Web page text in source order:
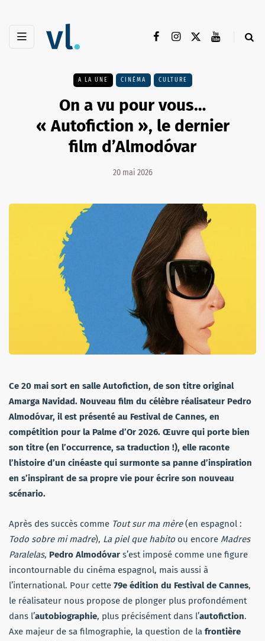
A LA UNE CINÉMA CULTURE
On a vu pour vous…
« Autofiction », le dernier
film d’Almodóvar
20 mai 2026
Ce 20 mai sort en salle Autofiction, de son titre original
Amarga Navidad. Nouveau film du célèbre réalisateur Pedro
Almodóvar, il est présenté au Festival de Cannes, en
compétition pour la Palme d’Or 2026. Œuvre qui porte bien
son titre (en l’occurrence, sa traduction !), elle raconte
l’histoire d’un cinéaste qui surmonte sa panne d’inspiration
en s’inspirant de sa propre vie pour écrire son nouveau
scénario.
Après des succès comme Tout sur ma mère(en espagnol :
Todo sobre mi madre), La piel que habito ou encore Madres
Paralelas, Pedro Almodóvar s’est imposé comme une figure
incontournable du cinéma espagnol, mais aussi à
l’international. Pour cette 79e édition du Festival de Cannes,
le réalisateur nous propose de plonger plus profondément
dans l’autobiographie, plus précisément dans l’autofiction.
Axe majeur de sa filmographie, la question de la frontière